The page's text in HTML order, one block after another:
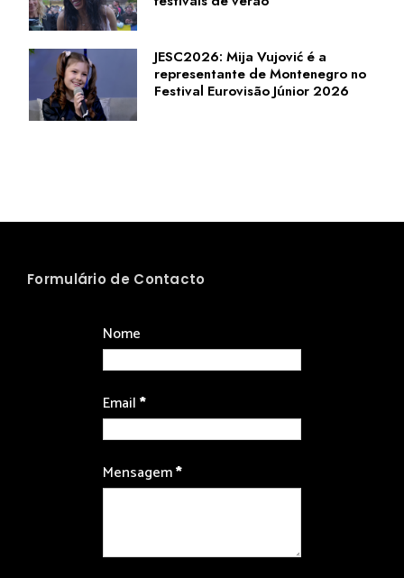
JESC2026: Mija Vujović é a
representante de Montenegro no
Festival Eurovisão Júnior 2026
Formulário de Contacto
Nome
Email*
Mensagem*